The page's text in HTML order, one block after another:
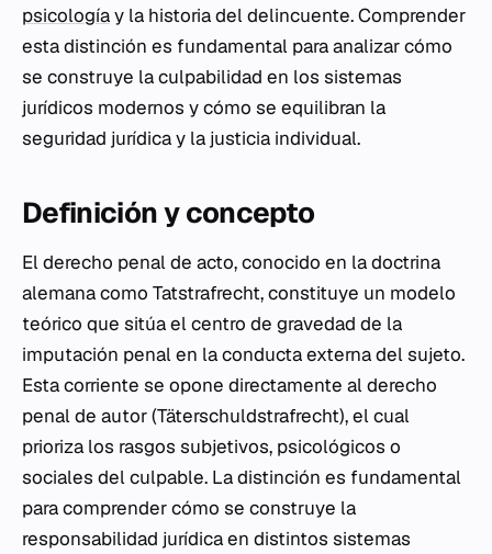
psicologíay la historia del delincuente. Comprender
esta distinción es fundamental para analizar cómo
se construye la culpabilidad en los sistemas
jurídicos modernos y cómo se equilibran la
seguridad jurídica y la justicia individual.
Definición y concepto
El derecho penal de acto, conocido en la doctrina
alemana como Tatstrafrecht, constituye un modelo
teórico que sitúa el centro de gravedad de la
imputación penal en la conducta externa del sujeto.
Esta corriente se opone directamente al derecho
penal de autor (Täterschuldstrafrecht), el cual
prioriza los rasgos subjetivos, psicológicos o
sociales del culpable. La distinción es fundamental
para comprender cómo se construye la
responsabilidad jurídica en distintos sistemas